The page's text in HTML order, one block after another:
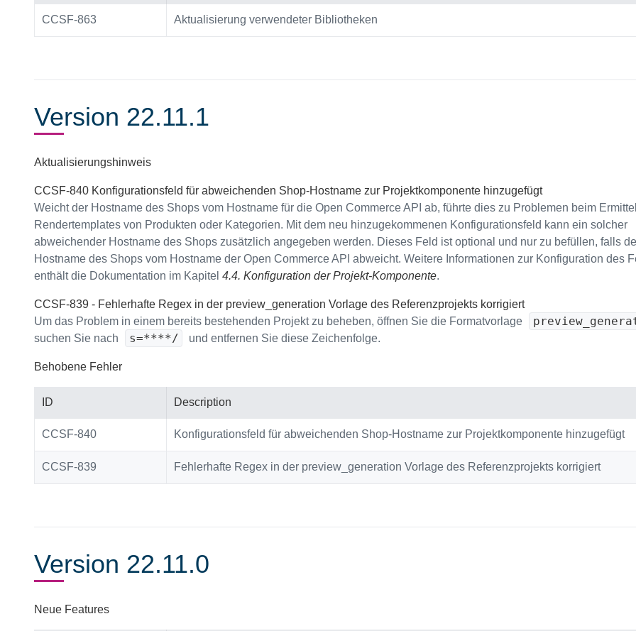
CCSF-863 Aktualisierung verwendeter Bibliotheken
Version 22.11.1
Aktualisierungshinweis
CCSF-840 Konfigurationsfeld für abweichenden Shop-Hostname zur Projektkomponente hinzugefügt
Weicht der Hostname des Shops vom Hostname für die Open Commerce API ab, führte dies zu Problemen beim
Rendertemplates von Produkten oder Kategorien. Mit dem neu hinzugekommenen Konfigurationsfeld kann ein solcher
abweichender Hostname des Shops zusätzlich angegeben werden. Dieses Feld ist optional und nur zu befüllen, falls
Hostname des Shops vom Hostname der Open Commerce API abweicht. Weitere Informationen zur Konfiguration des
enthält die Dokumentation im Kapitel 4.4. Konfiguration der Projekt-Komponente.
CCSF-839 - Fehlerhafte Regex in der preview_generation Vorlage des Referenzprojekts korrigiert
Um das Problem in einem bereits bestehenden Projekt zu beheben, öffnen Sie die Formatvorlage
suchen Sie nach
s=****/ und entfernen Sie diese Zeichenfolge.
Behobene Fehler
ID Description
CCSF-840 Konfigurationsfeld für abweichenden Shop-Hostname zur Projektkomponente hinzugefügt
CCSF-839 Fehlerhafte Regex in der preview_generation Vorlage des Referenzprojekts korrigiert
Version 22.11.0
Neue Features